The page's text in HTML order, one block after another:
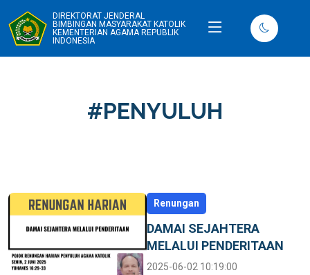
DIREKTORAT JENDERAL
BIMBINGAN MASYARAKAT KATOLIK
KEMENTERIAN AGAMA REPUBLIK
INDONESIA
#PENYULUH
Renungan
DAMAI SEJAHTERA
MELALUI PENDERITAAN
2025-06-02 10:19:00